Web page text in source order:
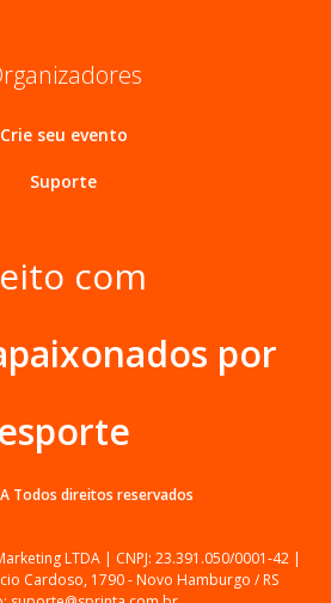
Crie seu evento
Suporte
com
por
esporte
Todos direitos reservados
LTDA | CNPJ: 23.391.050/0001-42 |
Cardoso, 1790 - Novo Hamburgo / RS